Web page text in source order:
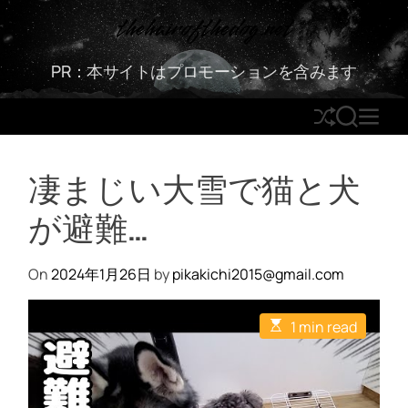
S
k
t
c
thehairofthedog.net
PR：本サイトはプロモーションを含みます
S
h
ff
l
S
E
R
C
M
E
U
凄まじい大雪で猫と犬
が避難…
On2024年1月26日 bypikakichi2015@gmail.com
E
s
a
1 min read